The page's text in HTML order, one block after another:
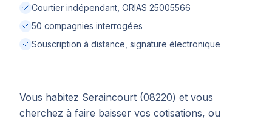
Courtier indépendant, ORIAS 25005566
50 compagnies interrogées
Souscription à distance, signature électronique
Vous habitez Seraincourt (08220) et vous
cherchez à faire baisser vos cotisations, ou